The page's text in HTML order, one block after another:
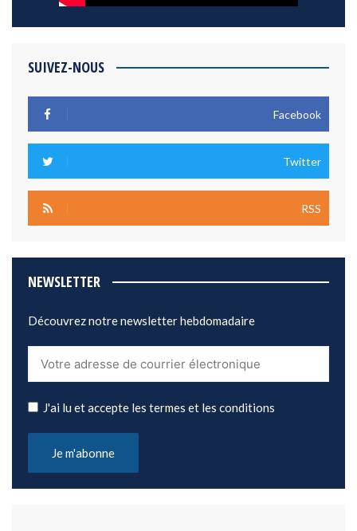
SUIVEZ-NOUS
Facebook
Twitter
RSS
NEWSLETTER
Découvrez notre newsletter hebdomadaire
J'ai lu et accepte les termes et les conditions